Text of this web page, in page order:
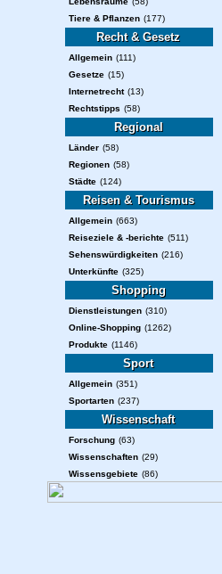
Tiere & Pflanzen (177)
Recht & Gesetz
Allgemein (111)
Gesetze (15)
Internetrecht (13)
Rechtstipps (58)
Regional
Länder (58)
Regionen (58)
Städte (124)
Reisen & Tourismus
Allgemein (663)
Reiseziele & -berichte (511)
Sehenswürdigkeiten (216)
Unterkünfte (325)
Shopping
Dienstleistungen (310)
Online-Shopping (1262)
Produkte (1146)
Sport
Allgemein (351)
Sportarten (237)
Wissenschaft
Forschung (63)
Wissenschaften (29)
Wissensgebiete (86)